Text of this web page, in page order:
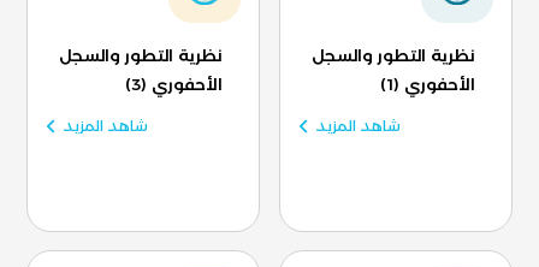
نظرية التطور والسجل
الأحفوري (1)
شاهد المزيد
نظرية التطور والسجل
الأحفوري (3)
شاهد المزيد